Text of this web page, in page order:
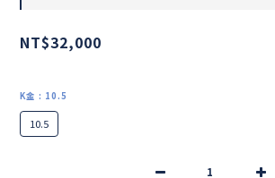
NT$32,000
K金 : 10.5
10.5